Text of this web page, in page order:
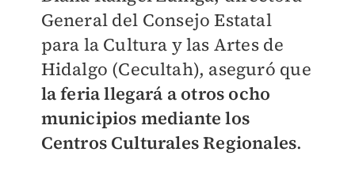
General del Consejo Estatal
para la Cultura y las Artes de
Hidalgo (Cecultah), aseguró que
la feria llegará a otros ocho
municipios mediante los
Centros Culturales Regionales.